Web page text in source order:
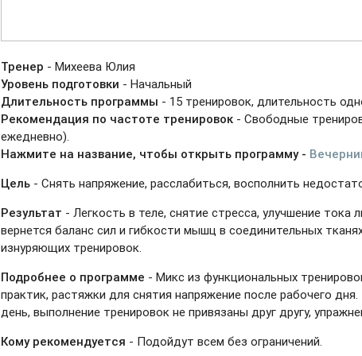
Тренер - Михеева Юлия
Уровень подготовки - Начальный
Длительность программы - 15 тренировок, длительность
Рекомендация по частоте тренировок - Свободные
ежедневно).
Нажмите на название, чтобы открыть программу -
Цель - Снять напряжение, расслабиться, восполнить
Результат - Легкость в теле, снятие стресса, улучшение
вернется баланс сил и гибкости мышц в соединительных
изнуряющих тренировок.
Подробнее о программе - Микс из функциональных
практик, растяжки для снятия напряжение после рабочего
день, выполнение тренировок не привязаны друг другу,
Кому рекомендуется - Подойдут всем без ограничений.